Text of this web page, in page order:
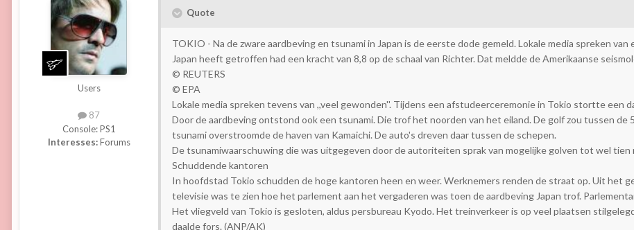
Users
87
Console:PS1
Interesses:Forums
Quote
TOKIO - Na de zware aardbeving en tsunami in Japan is de eerste dode gemeld. Lokale media spreken
Japan heeft getroffen had een kracht van 8,8 op de schaal van Richter. Dat meldde de Amerikaanse
© REUTERS
© EPA
Lokale media spreken tevens van ,,veel gewonden''. Tijdens een afstudeerceremonie in Tokio stortte een
Door de aardbeving ontstond ook een tsunami. Die trof het noorden van het eiland. De golf zou tussen
tsunami overstroomde de haven van Kamaichi. De auto's dreven daar tussen de schepen.
De tsunamiwaarschuwing die was uitgegeven door de autoriteiten sprak van mogelijke golven tot wel tien
Schuddende kantoren
In hoofdstad Tokio schudden de hoge kantoren heen en weer. Werknemers renden de straat op. Uit het
televisie was te zien hoe het parlement aan het vergaderen was toen de aardbeving Japan trof.
Het vliegveld van Tokio is gesloten, aldus persbureau Kyodo. Het treinverkeer is op veel plaatsen
daalde fors. (ANP/AK)